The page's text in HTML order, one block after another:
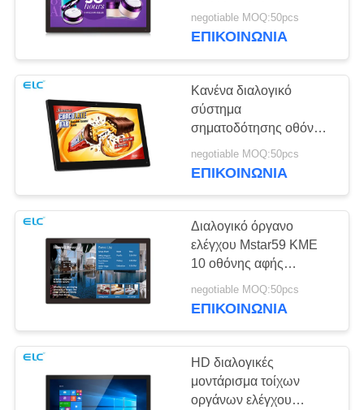
ΕΠΑΦΉ
ΜΕ
ΖΗΤΉΣΤΕ
ΈΝΑ
ΑΠΌΣΠΑΣΜΑ
SITEMAP
ΠΟΛΙΤΙΚΉ
ΜΥΣΤΙΚΌΤΗΤΑΣ
κάμερα 2MP
προαιρετική
negotiable MOQ:50pcs
ΕΠΙΚΟΙΝΩΝΙΑ
Κανένα διαλογικό
σύστημα
σηματοδότησης οθόνης
αφής OS Mstar 15,6
ίντσα με την εισαγωγή
negotiable MOQ:50pcs
ΕΠΙΚΟΙΝΩΝΙΑ
Διαλογικό όργανο
ελέγχου Mstar59 ΚΜΕ
10 οθόνης αφής
διαφημίσεων χωρητική
αφή σημείου
negotiable MOQ:50pcs
ΕΠΙΚΟΙΝΩΝΙΑ
HD διαλογικές
μοντάρισμα τοίχων
οργάνων ελέγχου